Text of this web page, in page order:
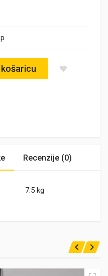
Cadet A, B, C, Ascona A, B,
košaricu
Recenzije (0)
7.5 kg